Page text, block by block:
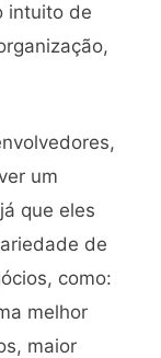
intuito de
um
que eles
de
como:
melhor
maior